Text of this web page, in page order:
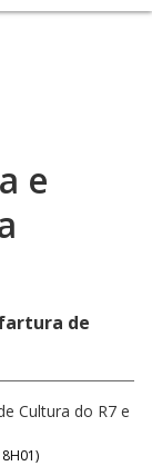
e
de
Cultura do R7 e
)